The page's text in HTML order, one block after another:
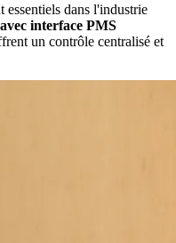
essentiels dans l'industrie
interface PMS
un contrôle centralisé et